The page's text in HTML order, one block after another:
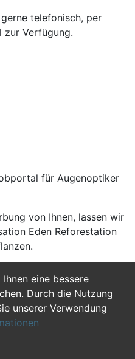
eine bessere
Durch die Nutzung
unserer Verwendung
telefonisch, per
zur Verfügung.
für Augenoptiker
von Ihnen, lassen wir
Eden Reforestation